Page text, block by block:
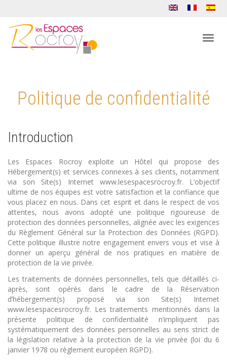
Politique de confidentialité
Introduction
Les Espaces Rocroy exploite un Hôtel qui propose des
Hébergement(s) et services connexes à ses clients, notamment
via son Site(s) Internet www.lesespacesrocroy.fr. L’objectif
ultime de nos équipes est votre satisfaction et la confiance que
vous placez en nous. Dans cet esprit et dans le respect de vos
attentes, nous avons adopté une politique rigoureuse de
protection des données personnelles, alignée avec les exigences
du Règlement Général sur la Protection des Données (RGPD).
Cette politique illustre notre engagement envers vous et vise à
donner un aperçu général de nos pratiques en matière de
protection de la vie privée.
Les traitements de données personnelles, tels que détaillés ci-
après, sont opérés dans le cadre de la Réservation
d’hébergement(s) proposé via son Site(s) Internet
www.lesespacesrocroy.fr. Les traitements mentionnés dans la
présente politique de confidentialité n’impliquent pas
systématiquement des données personnelles au sens strict de
la législation relative à la protection de la vie privée (loi du 6
janvier 1978 ou règlement européen RGPD).